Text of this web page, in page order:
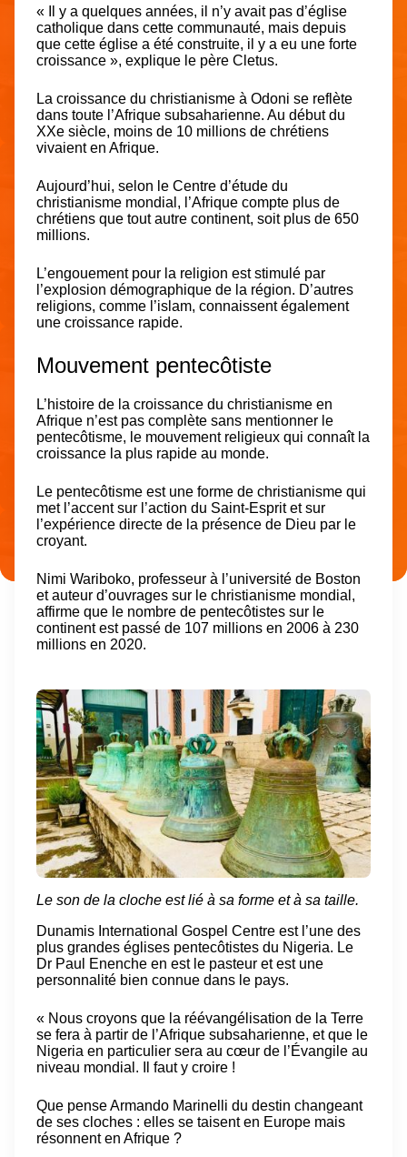
« Il y a quelques années, il n’y avait pas d’église
catholique dans cette communauté, mais depuis
que cette église a été construite, il y a eu une forte
croissance », explique le père Cletus.
La croissance du christianisme à Odoni se reflète
dans toute l’Afrique subsaharienne. Au début du
XXe siècle, moins de 10 millions de chrétiens
vivaient en Afrique.
Aujourd’hui, selon le Centre d’étude du
christianisme mondial, l’Afrique compte plus de
chrétiens que tout autre continent, soit plus de 650
millions.
L’engouement pour la religion est stimulé par
l’explosion démographique de la région. D’autres
religions, comme l’islam, connaissent également
une croissance rapide.
Mouvement pentecôtiste
L’histoire de la croissance du christianisme en
Afrique n’est pas complète sans mentionner le
pentecôtisme, le mouvement religieux qui connaît la
croissance la plus rapide au monde.
Le pentecôtisme est une forme de christianisme qui
met l’accent sur l’action du Saint-Esprit et sur
l’expérience directe de la présence de Dieu par le
croyant.
Nimi Wariboko, professeur à l’université de Boston
et auteur d’ouvrages sur le christianisme mondial,
affirme que le nombre de pentecôtistes sur le
continent est passé de 107 millions en 2006 à 230
millions en 2020.
Le son de la cloche est lié à sa forme et à sa taille.
Dunamis International Gospel Centre est l’une des
plus grandes églises pentecôtistes du Nigeria. Le
Dr Paul Enenche en est le pasteur et est une
personnalité bien connue dans le pays.
« Nous croyons que la réévangélisation de la Terre
se fera à partir de l’Afrique subsaharienne, et que le
Nigeria en particulier sera au cœur de l’Évangile au
niveau mondial. Il faut y croire !
Que pense Armando Marinelli du destin changeant
de ses cloches : elles se taisent en Europe mais
résonnent en Afrique ?